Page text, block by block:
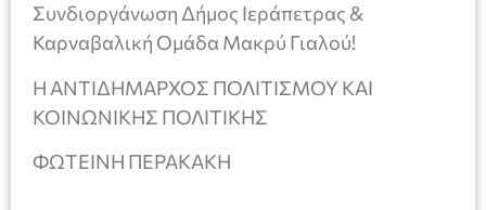
Συνδιοργάνωση Δήμος Ιεράπετρας &
Καρναβαλική Ομάδα Μακρύ Γιαλού!
Η ΑΝΤΙΔΗΜΑΡΧΟΣ ΠΟΛΙΤΙΣΜΟΥ ΚΑΙ
ΚΟΙΝΩΝΙΚΗΣ ΠΟΛΙΤΙΚΗΣ
ΦΩΤΕΙΝΗ ΠΕΡΑΚΑΚΗ